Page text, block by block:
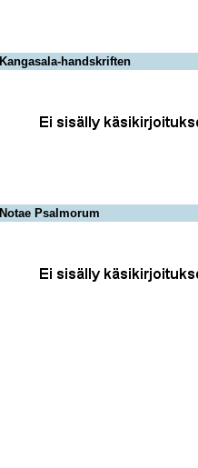
Kangasala-handskriften
Notae Psalmorum